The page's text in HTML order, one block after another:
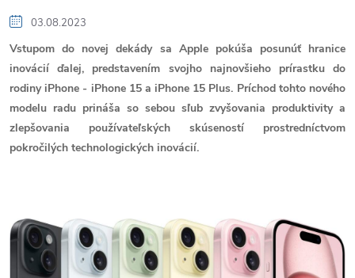
03.08.2023
Vstupom do novej dekády sa Apple pokúša posunúť hranice
inovácií ďalej, predstavením svojho najnovšieho prírastku do
rodiny iPhone - iPhone 15 a iPhone 15 Plus. Príchod tohto nového
modelu radu prináša so sebou sľub zvyšovania produktivity a
zlepšovania používateľských skúseností prostredníctvom
pokročilých technologických inovácií.